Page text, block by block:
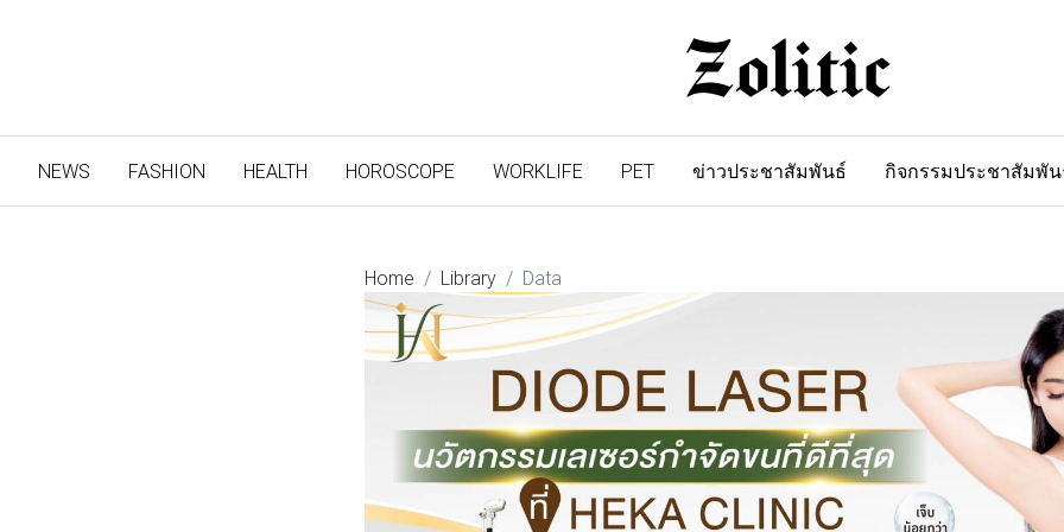
NEWS (CURRENT)
FASHION HEALTH HOROSCOPE WORKLIFE PET ข่าวประชาสัมพันธ์ กิจกรรมประชาสัมพั
Home Library Data